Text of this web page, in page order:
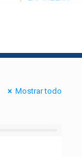
Mostrar todo